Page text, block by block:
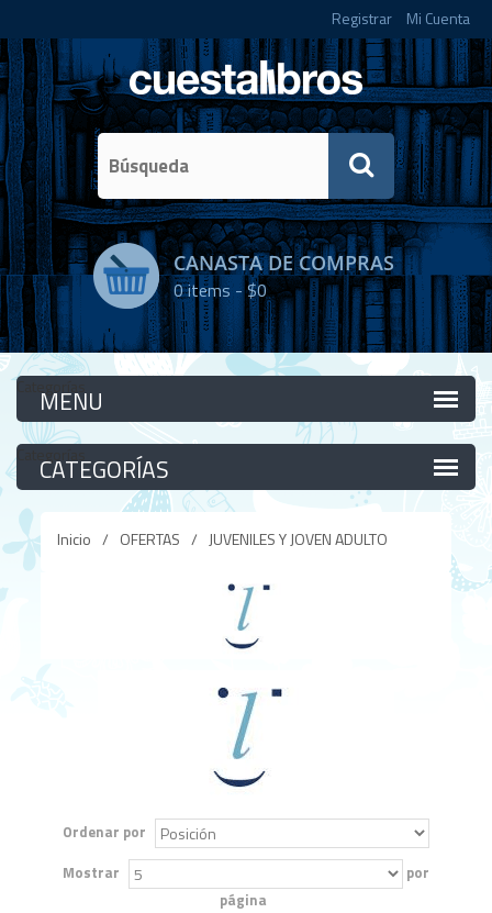
Registrar Mi Cuenta
CANASTA DE COMPRAS
0items -$0
Categorías
Categorías
Inicio / OFERTAS / JUVENILES Y JOVEN ADULTO
Ordenar por
Mostrar
por
página